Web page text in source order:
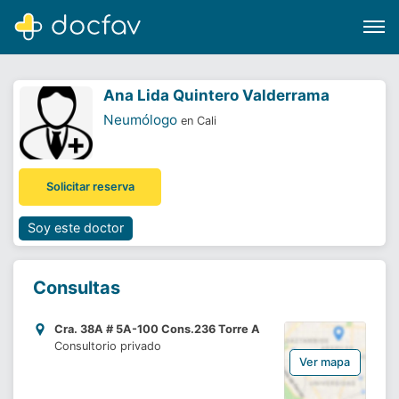
Software para clínicas
¿Eres un doctor?
Ana Lida Quintero Valderrama
Neumólogo en Cali
Solicitar reserva
Soy este doctor
Consultas
Cra. 38A # 5A-100 Cons.236 Torre A
Consultorio privado
Ver mapa